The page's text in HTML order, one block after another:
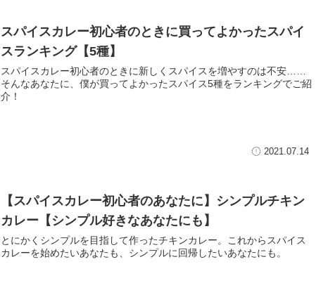
スパイスカレー初心者のときに買ってよかったスパイ
スランキング【5種】
スパイスカレー初心者のときに新しくスパイスを増やすのは不安……
そんなあなたに、僕が買ってよかったスパイス5種をランキングでご紹
介！
2021.07.14
【スパイスカレー初心者のあなたに】シンプルチキン
カレー【シンプル好きなあなたにも】
とにかくシンプルを目指して作ったチキンカレー。これからスパイス
カレーを始めたいあなたも、シンプルに回帰したいあなたにも。